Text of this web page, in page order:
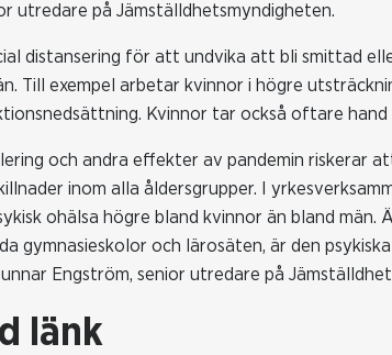
utredare på Jämställdhetsmyndigheten.
distansering för att undvika att bli smittad
Till exempel arbetar kvinnor i högre
Kvinnor tar också oftare hand
och andra effekter av pandemin riskerar
inom alla åldersgrupper. I
ohälsa högre bland kvinnor än bland män.
gymnasieskolor och lärosäten, är den
Engström, senior utredare på
länk